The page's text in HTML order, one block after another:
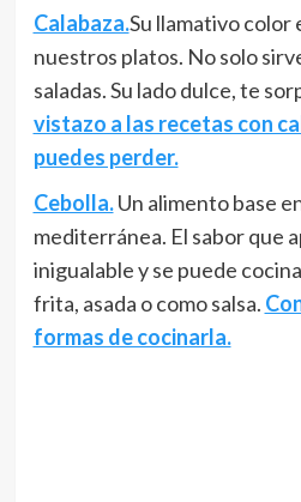
Calabaza.Su llamativo color
nuestros platos. No solo
saladas. Su lado dulce, te
vistazo a las recetas con
puedes perder.
Cebolla. Un alimento base
mediterránea. El sabor que
inigualable y se puede
frita, asada o como salsa.
formas de cocinarla.